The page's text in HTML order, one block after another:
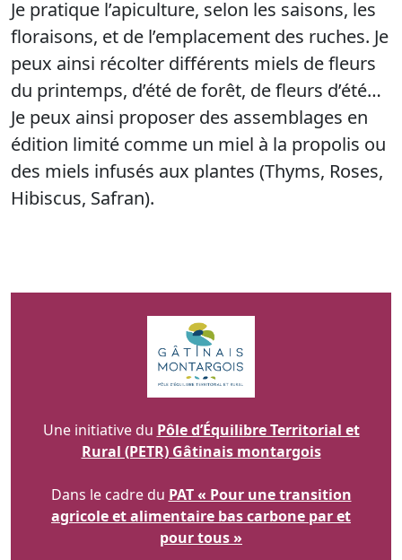
Je pratique l’apiculture, selon les saisons, les
floraisons, et de l’emplacement des ruches. Je
peux ainsi récolter différents miels de fleurs
du printemps, d’été de forêt, de fleurs d’été…
Je peux ainsi proposer des assemblages en
édition limité comme un miel à la propolis ou
des miels infusés aux plantes (Thyms, Roses,
Hibiscus, Safran).
Une initiative du Pôle d’Équilibre Territorial et
Rural (PETR) Gâtinais montargois
Dans le cadre du PAT « Pour une transition
agricole et alimentaire bas carbone par et
pour tous »